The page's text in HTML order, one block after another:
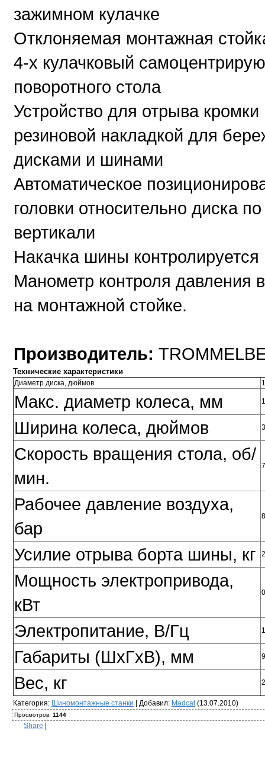
зажимном кулачке
Отклоняемая монтажная
4-х кулачковый
поворотного стола
Устройство для отрыва
резиновой накладкой для
дисками и шинами
Автоматическое
головки относительно диска
вертикали
Накачка шины
Манометр контроля давления
на монтажной стойке.
Производитель:
Технические характеристики
Диаметр диска, дюймов
Макс. диаметр колеса, мм
Ширина колеса, дюймов
Скорость вращения стола, об/
мин.
7
Рабочее давление воздуха,
бар
Усилие отрыва борта шины, кг
Мощность электропривода,
кВт
Электропитание, В/Гц
Габариты (ШхГхВ), мм
Вес, кг
Категория: Шиномонтажные станки Добавил: Madcat(13.07.2010)
Просмотров: 1144
Share